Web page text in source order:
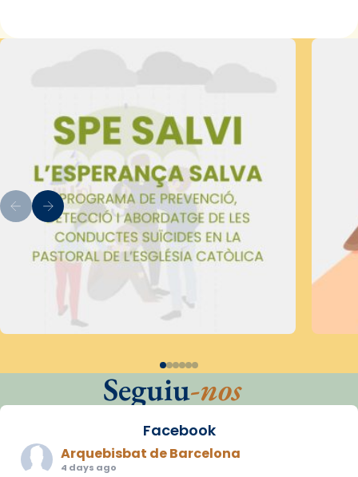
Seguiu-nos
Facebook
Arquebisbat de Barcelona
4 days ago